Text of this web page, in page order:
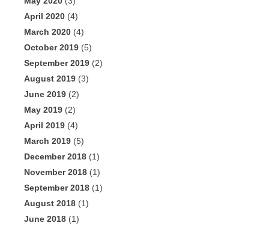
April 2020 (4)
March 2020 (4)
October 2019 (5)
September 2019 (2)
August 2019 (3)
June 2019 (2)
May 2019 (2)
April 2019 (4)
March 2019 (5)
December 2018 (1)
November 2018 (1)
September 2018 (1)
August 2018 (1)
June 2018 (1)